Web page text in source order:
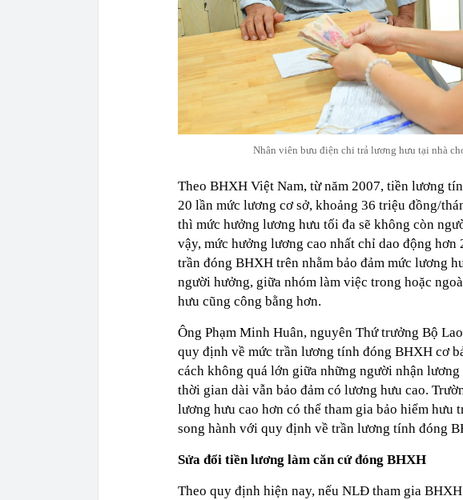
Nhân viên bưu điện chi trả lương hưu tại nhà
Theo BHXH Việt Nam, từ năm 2007, tiền lương
20 lần mức lương cơ sở, khoảng 36 triệu đồng/
thì mức hưởng lương hưu tối đa sẽ không còn
vậy, mức hưởng lương cao nhất chỉ dao động
trần đóng BHXH trên nhằm bảo đảm mức lương
người hưởng, giữa nhóm làm việc trong hoặc
hưu cũng công bằng hơn.
Ông Phạm Minh Huân, nguyên Thứ trưởng Bộ
quy định về mức trần lương tính đóng BHXH cơ
cách không quá lớn giữa những người nhận
thời gian dài vẫn bảo đảm có lương hưu cao.
lương hưu cao hơn có thể tham gia bảo hiểm hưu
song hành với quy định về trần lương tính đóng
Sửa đổi tiền lương làm căn cứ đóng BHXH
Theo quy định hiện nay, nếu NLĐ tham gia